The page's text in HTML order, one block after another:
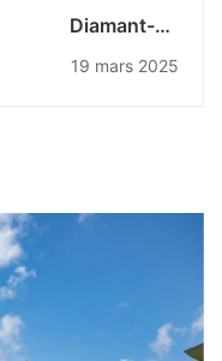
Diamant-X :
proche de la réalité
19 mars 2025